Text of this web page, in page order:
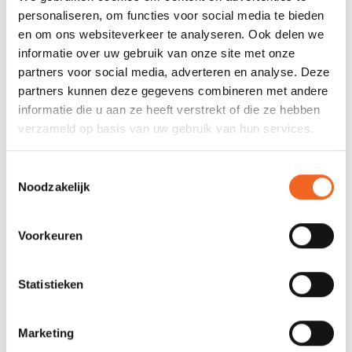
personaliseren, om functies voor social media te bieden
en om ons websiteverkeer te analyseren. Ook delen we
informatie over uw gebruik van onze site met onze
partners voor social media, adverteren en analyse. Deze
partners kunnen deze gegevens combineren met andere
informatie die u aan ze heeft verstrekt of die ze hebben
verzameld op basis van uw gebruik van hun services.
Noodzakelijk
Voorkeuren
Statistieken
Marketing
Voor het verkrijgen van een diepe glans, grondig
uitpoetsen in overlappende ronddraaiende
bewegingen.
Wissel regelmatig van poetsdoek.
REVIEWS